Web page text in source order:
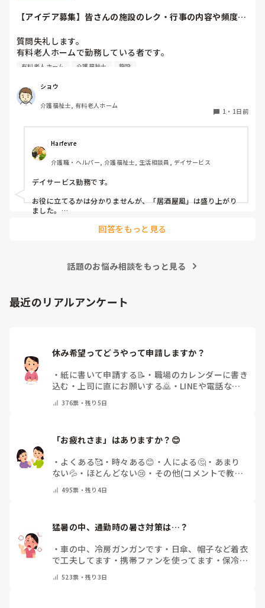
【アイデア募集】皆さんの施設のレク・行事の内容や頻度を
質問失礼します。
有料老人ホームで勤務している者です。
のくらいの頻度で行っているのか参考にさせていただきたく
質問いたしました。
うちの施設では現在、以下のような取り組みを行っていま
毎月：「カフェ」と称して少し豪華なおやつとコーヒー・緑
茶等の提供、カレンダー作り
隔月： ランチのテイクアウトイベント
その他： 季節ごとの定期的な行事(運動会や七夕など)
きたなと感じており、新しく喜ばれるようなアイデアを探し
イベントをしている」「年〇回、こんな大型行事がある」
と嬉しいです。
有料老人ホーム 介護福祉士 施設
ショウ
介護福祉士, 有料老人ホーム
1 ・ 1日前
Harfevre
介護職・ヘルパー, 介護福祉士, 生活相談員, デイサービス
デイサービス勤務です。
お役に立てるかは分かりませんが、「居酒屋風」は盛り上がり
ました。
回答をもっと見る
話題のお悩み相談をもっと見る
最近のリアルアンケート
休み希望ってどうやって申請しますか？
・紙に書いて申請する📝 ・ 職場のカレンダーに書き
込む ・ 上司に直にお願いする🙇 ・ LINEや電話など
376票・残り5日
「お疲れさま」はありますか？😊
・ よくある🥰 ・ 時々ある😊 ・ 人による🤔 ・ あまり
ない💦 ・ ほとんどない😢 ・ その他(コメントで教え
495票・残り4日
猛暑の中、通勤時の暑さ対策は…？
・車の中、冷房ガンガンです ・ 日傘、帽子など着衣
で工夫してます ・携帯ファンを使ってます ・ 保冷剤
ん ・その他（コメントで教えて下さい）
523票・残り3日